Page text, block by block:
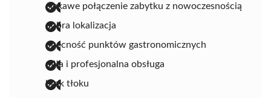
ciekawe połączenie zabytku z nowoczesnością
dobra lokalizacja
obecność punktów gastronomicznych
miła i profesjonalna obsługa
brak tłoku